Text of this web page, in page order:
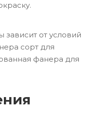
от условий
сорт для
фанера для